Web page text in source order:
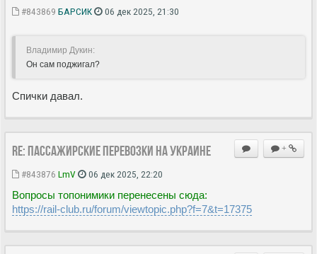
#843869 БАРСИК 06 дек 2025, 21:30
Владимир Дукин:
Он сам поджигал?
Спички давал.
+
Re: Пассажирские перевозки на Украине
#843876 LmV 06 дек 2025, 22:20
Вопросы топонимики перенесены сюда:
https://rail-club.ru/forum/viewtopic.php?f=7&t=17375